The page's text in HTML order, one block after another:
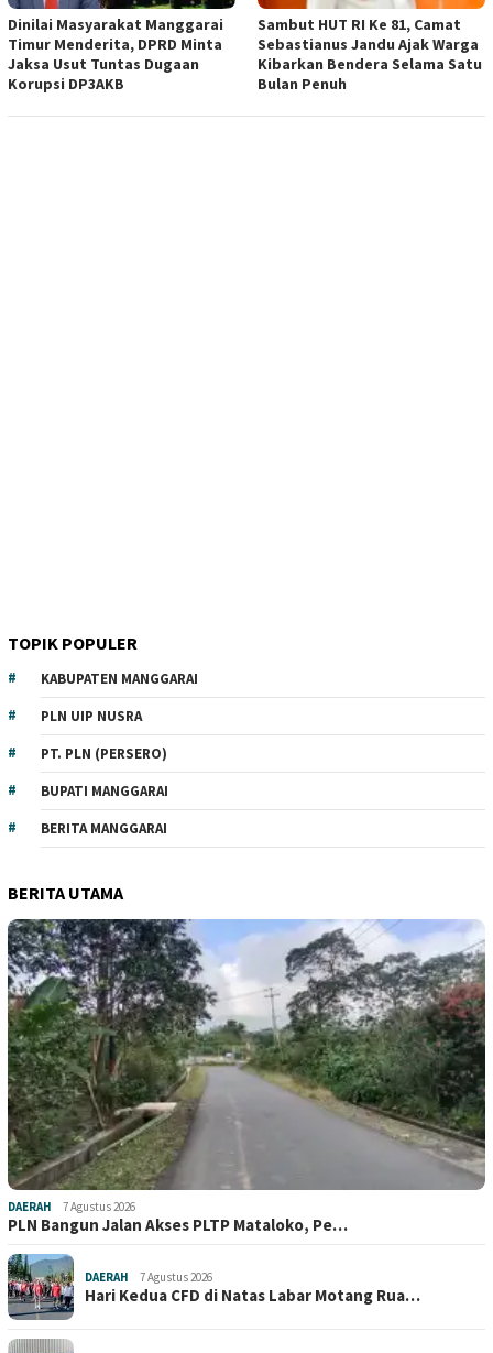
Dinilai Masyarakat Manggarai
Timur Menderita, DPRD Minta
Jaksa Usut Tuntas Dugaan
Korupsi DP3AKB
Sambut HUT RI Ke 81, Camat
Sebastianus Jandu Ajak Warga
Kibarkan Bendera Selama Satu
Bulan Penuh
TOPIK POPULER
KABUPATEN MANGGARAI
PLN UIP NUSRA
PT. PLN (PERSERO)
BUPATI MANGGARAI
BERITA MANGGARAI
BERITA UTAMA
DAERAH 7 Agustus 2026
PLN Bangun Jalan Akses PLTP Mataloko, Pe…
DAERAH 7 Agustus 2026
Hari Kedua CFD di Natas Labar Motang Rua…